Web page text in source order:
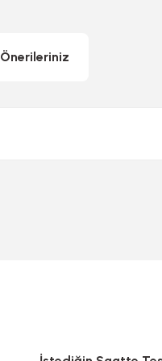
Önerileriniz